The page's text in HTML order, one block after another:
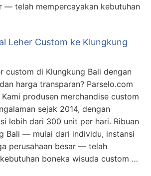
— telah mempercayakan kebutuhan
Leher Custom ke Klungkung
custom di Klungkung Bali dengan
harga transparan? Parselo.com
produsen merchandise custom
sejak 2014, dengan
lebih dari 300 unit per hari. Ribuan
Bali — mulai dari individu, instansi
perusahaan besar — telah
boneka wisuda custom …